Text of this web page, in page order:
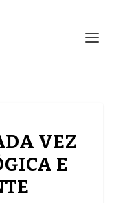
VEZ
E